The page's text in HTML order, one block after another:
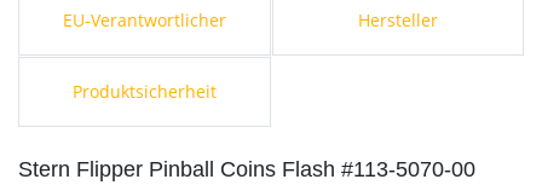
EU-Verantwortlicher Hersteller
Produktsicherheit
Stern Flipper Pinball Coins Flash #113-5070-00